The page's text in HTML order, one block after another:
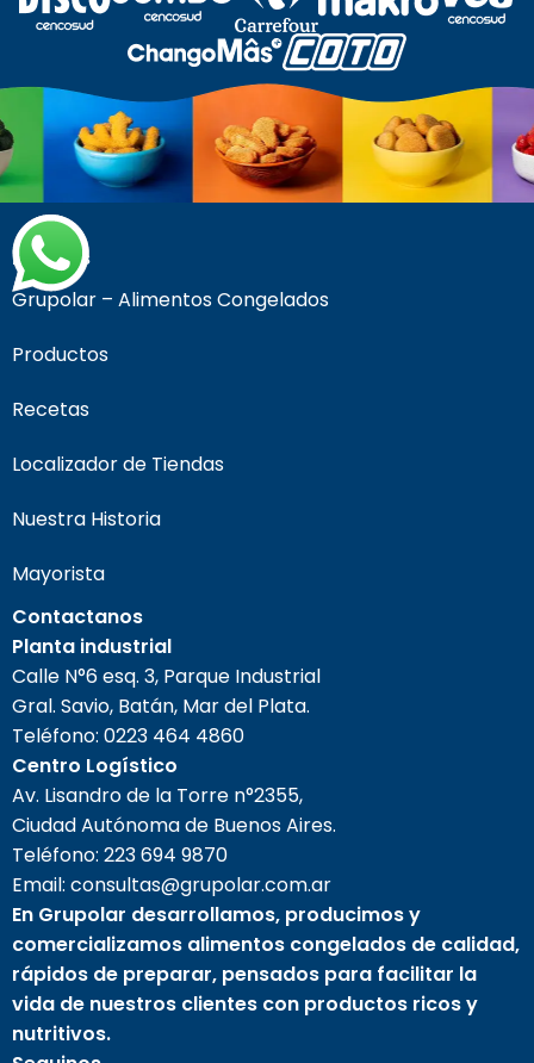
Páginas
Grupolar – Alimentos Congelados
Productos
Recetas
Localizador de Tiendas
Nuestra Historia
Mayorista
Contactanos
Planta industrial
Calle N°6 esq. 3, Parque Industrial
Gral. Savio, Batán, Mar del Plata.
Teléfono: 0223 464 4860
Centro Logístico
Av. Lisandro de la Torre n°2355,
Ciudad Autónoma de Buenos Aires.
Teléfono: 223 694 9870
Email: consultas@grupolar.com.ar
En Grupolar desarrollamos, producimos y
comercializamos alimentos congelados de calidad,
rápidos de preparar, pensados para facilitar la
vida de nuestros clientes con productos ricos y
nutritivos.